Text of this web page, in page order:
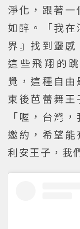
淨化，跟著
如醉。「我在
界』找到靈感
這些飛翔的
覺，這種自
束後芭蕾舞王
「喔，台灣
邀約，希望
利安王子，我